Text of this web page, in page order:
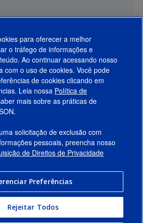
a Epson
para oferecer a melhor
o tráfego de informações e
Ao continuar acessando nosso
com o uso de cookies. Você pode
de cookies clicando em
Leia nossa Política de
mais sobre as práticas de
solicitação de exclusão com
pessoais, preencha nosso
de Direitos de Privacidade
Preferências
Rejeitar Todos